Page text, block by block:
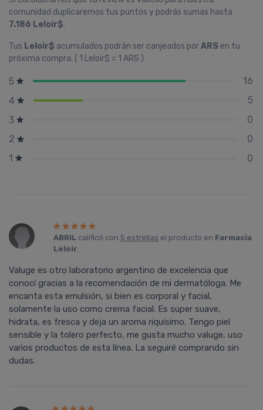
comunidad duplicaremos tus puntos y podrás sumas hasta
7.186 Leloir$.
Tus Leloir$ acumulados podrán ser canjeados porARS en tu
próxima compra. ( 1 Leloir$ = 1 ARS )
5
16
4
5
3
0
2
0
1
0
ABRIL calificó con 5 estrellas el producto en Farmacia
Leloir.
Valuge es otro laboratorio argentino de excelencia que
conocí gracias a la recomendación de mi dermatóloga. Me
encanta esta emulsión, si bien es corporal y facial,
solamente la uso como crema facial. Es super suave,
hidrata, es fresca y deja un aroma riquísimo. Tengo piel
sensible y la tolero perfecto, me gusta mucho valuge, uso
varios productos de esta línea. La seguiré comprando sin
dudas.